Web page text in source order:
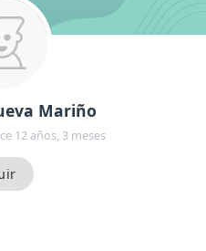
Mariño
12 años, 3 meses